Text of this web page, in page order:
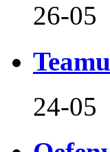
26-05
24-05